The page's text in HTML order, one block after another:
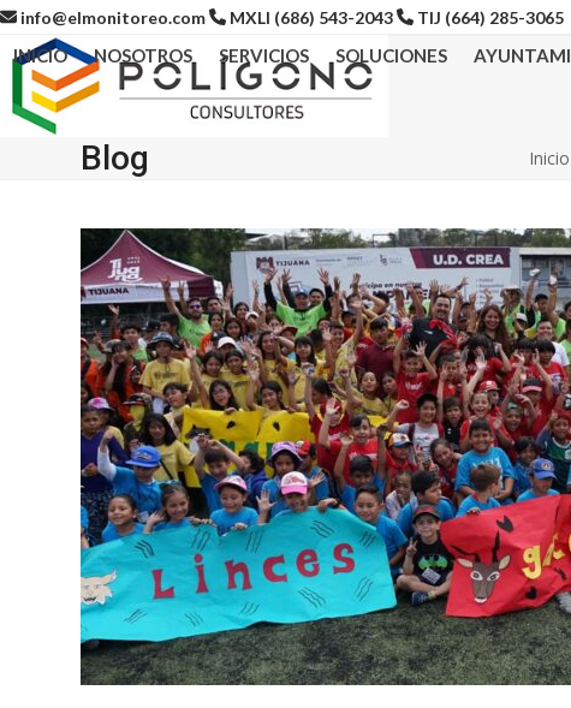
Skip
content
info@elmonitoreo.com MXLI (686) 543-2043 TIJ (664) 285-3065
INICIO NOSOTROS SERVICIOS SOLUCIONES
Blog Inicio